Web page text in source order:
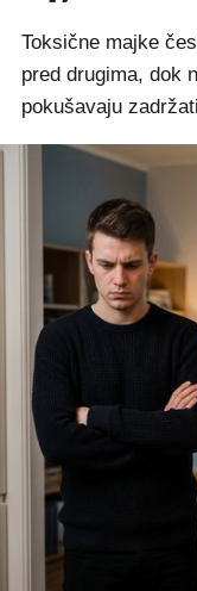
Toksične majke
pred drugima, dok
pokušavaju